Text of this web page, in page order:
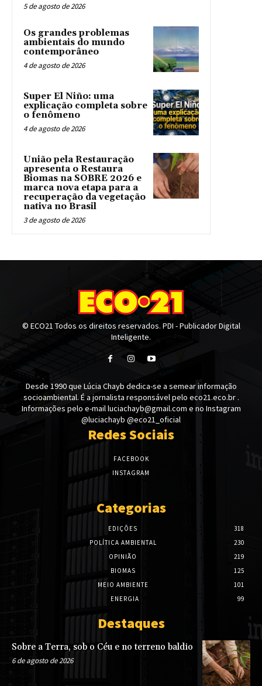
5 de agosto de 2026
Os grandes problemas
ambientais do mundo
contemporâneo
4 de agosto de 2026
Super El Niño: uma
explicação completa sobre
o fenômeno
4 de agosto de 2026
União pela Restauração
apresenta o Restaura
Biomas na SOBRE 2026 e
marca nova etapa para a
recuperação da vegetação
nativa no Brasil
3 de agosto de 2026
© ECO21 Todos os direitos reservados. PDI - Publicador Digital
Inteligente.
Desde 1990 que Lúcia Chayb dedica-se a semear informação
socioambiental. É a jornalista responsável pelo eco21.eco.br .
Informações pelo e-mail luciachayb@gmail.com e no Instagram
@luciachayb @eco21_oficial
Redes Sociais
FACEBOOK
INSTAGRAM
Categorias
EDIÇÕES
318
POLÍTICA AMBIENTAL
230
OPINIÃO
219
BIOMAS
125
MEIO AMBIENTE
101
ENERGIA
99
Destaques
Sobre a Terra, sob o Céu e no terreno baldio
6 de agosto de 2026